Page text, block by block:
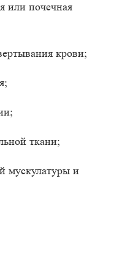
или почечная
крови;
ткани;
мускулатуры и